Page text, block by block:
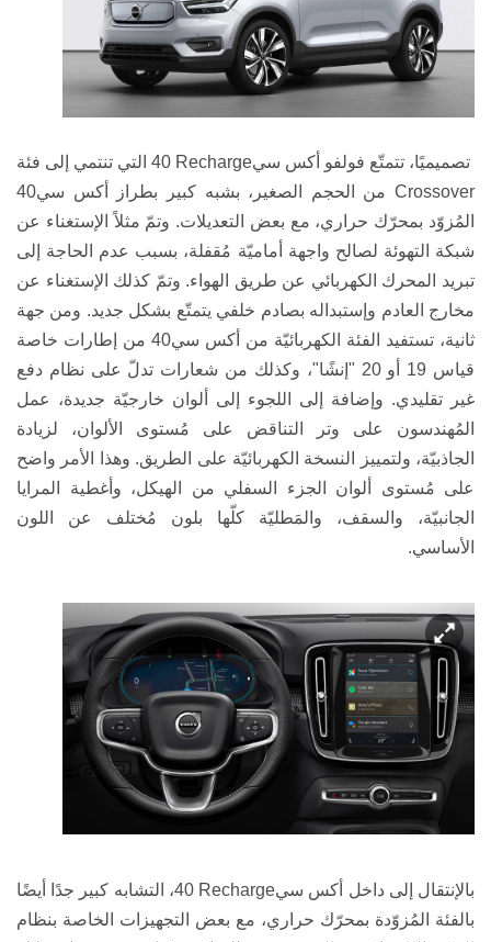
تصميميًا، تتمتّع فولفو أكس سي40 Recharge التي تنتمي إلى فئة
Crossover من الحجم الصغير، بشبه كبير بطراز أكس سي40
المُزوّد بمحرّك حراري، مع بعض التعديلات. وتمّ مثلاً الإستغناء عن
شبكة التهوئة لصالح واجهة أماميّة مُقفلة، بسبب عدم الحاجة إلى
تبريد المحرك الكهربائي عن طريق الهواء. وتمّ كذلك الإستغناء عن
مخارج العادم وإستبداله بصادم خلفي يتمتّع بشكل جديد. ومن جهة
ثانية، تستفيد الفئة الكهربائيّة من أكس سي40 من إطارات خاصة
قياس 19 أو 20 "إنشًا"، وكذلك من شعارات تدلّ على نظام دفع
غير تقليدي. وإضافة إلى اللجوء إلى ألوان خارجيّة جديدة، عمل
المُهندسون على وتر التناقض على مُستوى الألوان، لزيادة
الجاذبيّة، ولتمييز النسخة الكهربائيّة على الطريق. وهذا الأمر واضح
على مُستوى ألوان الجزء السفلي من الهيكل، وأغطية المرايا
الجانبيّة، والسقف، والمَطليّة كلّها بلون مُختلف عن اللون
الأساسي.
بالإنتقال إلى داخل أكس سي40 Recharge، التشابه كبير جدًا أيضًا
بالفئة المُزوّدة بمحرّك حراري، مع بعض التجهيزات الخاصة بنظام